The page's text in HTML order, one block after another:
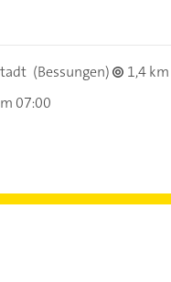
(Bessungen)
1,4 km
07:00